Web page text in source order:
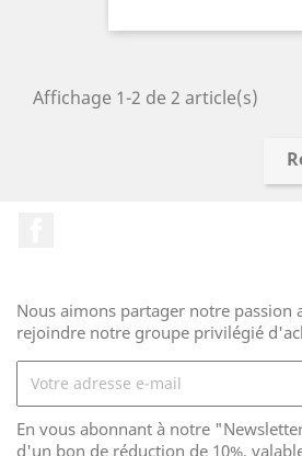
Affichage 1-2 de 2 article(s)
Nous aimons partager notre passion
rejoindre notre groupe privilégié
En vous abonnant à notre
d'un bon de réduction de 10%,